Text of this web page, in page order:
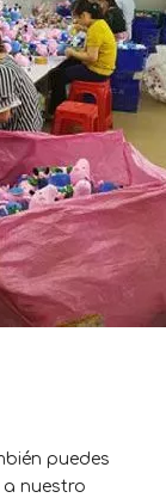
puedes
nuestro